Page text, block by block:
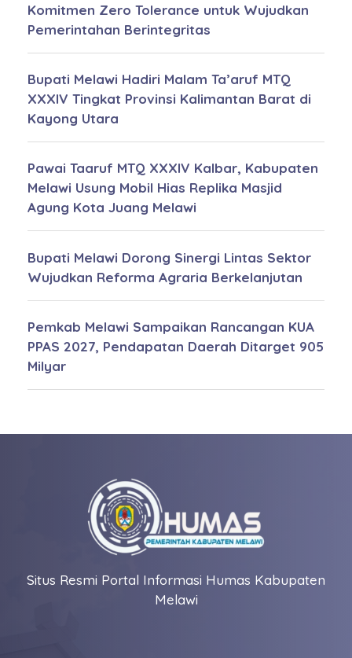
Komitmen Zero Tolerance untuk Wujudkan
Pemerintahan Berintegritas
Bupati Melawi Hadiri Malam Ta’aruf MTQ
XXXIV Tingkat Provinsi Kalimantan Barat di
Kayong Utara
Pawai Taaruf MTQ XXXIV Kalbar, Kabupaten
Melawi Usung Mobil Hias Replika Masjid
Agung Kota Juang Melawi
Bupati Melawi Dorong Sinergi Lintas Sektor
Wujudkan Reforma Agraria Berkelanjutan
Pemkab Melawi Sampaikan Rancangan KUA
PPAS 2027, Pendapatan Daerah Ditarget 905
Milyar
Situs Resmi Portal Informasi Humas Kabupaten
Melawi